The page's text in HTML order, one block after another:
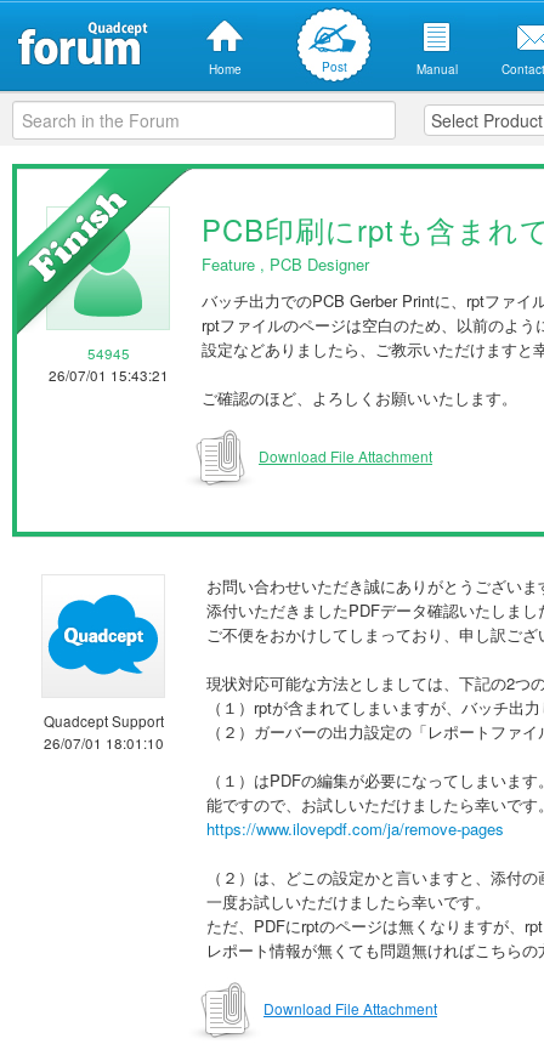
Home Post Manual
54945
26/07/01 15:43:21
PCB印刷にrptも含まれ
Feature , PCB Designer
バッチ出力でのPCB Gerber Printに、rptファイ
rptファイルのページは空白のため、以前のよ
設定などありましたら、ご教示いただけますと
ご確認のほど、よろしくお願いいたします。
Download File Attachment
Quadcept Support
26/07/01 18:01:10
お問い合わせいただき誠にありがとうございま
添付いただきましたPDFデータ確認いたしま
ご不便をおかけしてしまっており、申し訳ござ
現状対応可能な方法としましては、下記の2つ
（１）rptが含まれてしまいますが、バッチ出
（２）ガーバーの出力設定の「レポートファ
（１）はPDFの編集が必要になってしまいま
能ですので、お試しいただけましたら幸いです
https://www.ilovepdf.com/ja/remove-pages
（２）は、どこの設定かと言いますと、添付
一度お試しいただけましたら幸いです。
ただ、PDFにrptのページは無くなりますが、
レポート情報が無くても問題無ければこちら
Download File Attachment